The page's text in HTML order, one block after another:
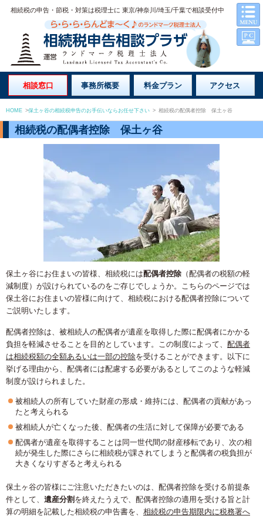
相続税の申告・節税・対策は税理士に 東京/神奈川/埼玉/千葉で相談受付中
相談窓口 事務所概要 料金プラン アクセス
HOME >保土ヶ谷の相続税申告のお手伝いならお任せ下さい > 相続税の配偶者控除 保土ヶ谷
相続税の配偶者控除 保土ヶ谷
保土ヶ谷にお住まいの皆様、相続税には配偶者控除 （配偶者の税額の軽
減制度）が設けられているのをご存じでしょうか。こちらのページでは
保土谷にお住まいの皆様に向けて、相続税における配偶者控除について
ご説明いたします。
配偶者控除は、被相続人の配偶者が遺産を取得した際に配偶者にかかる
負担を軽減させることを目的としています。この制度によって、 配偶者
は相続税額の全額あるいは一部の控除を受けることができます。以下に
挙げる理由から、配偶者には配慮する必要があるとしてこのような軽減
制度が設けられました。
被相続人の所有していた財産の形成・維持には、配偶者の貢献があっ
たと考えられる
被相続人が亡くなった後、配偶者の生活に対して保障が必要である
配偶者が遺産を取得することは同一世代間の財産移転であり、次の相
続が発生した際にさらに相続税が課されてしまうと配偶者の税負担が
大きくなりすぎると考えられる
保土ヶ谷の皆様にご注意いただきたいのは、配偶者控除を受ける前提条
件として、 遺産分割 を終えたうえで、配偶者控除の適用を受ける旨と計
算の明細を記載した相続税の申告書を、 相続税の申告期限内に税務署へ